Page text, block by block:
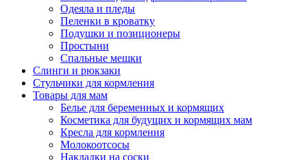
Одеяла и пледы
Пеленки в кроватку
Подушки и позиционеры
Простыни
Спальные мешки
Слинги и рюкзаки
Стульчики для кормления
Товары для мам
Белье для беременных и кормящих
Косметика для будущих и кормящих мам
Кресла для кормления
Молокоотсосы
Накладки на соски